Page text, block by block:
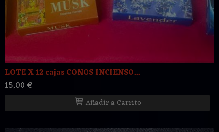
LOTE X 12 cajas CONOS INCIENSO...
15,00 €
Añadir a Carrito